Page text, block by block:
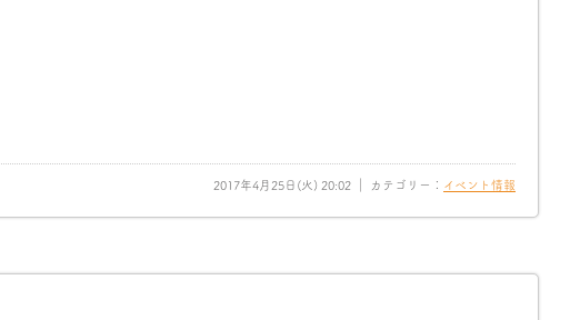
2017年4月25日(火) 20:02 ｜ カテゴリー： イベント情報